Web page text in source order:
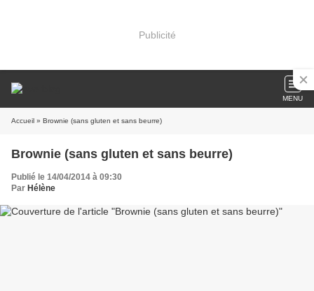
Publicité
MENU
Accueil » Brownie (sans gluten et sans beurre)
Brownie (sans gluten et sans beurre)
Publié le 14/04/2014 à 09:30
Par Hélène